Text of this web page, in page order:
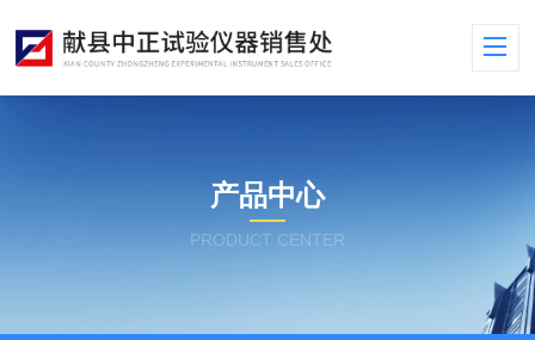
产品中心
PRODUCT CENTER